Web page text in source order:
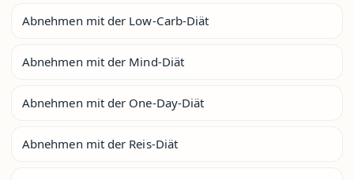
Abnehmen mit der Low-Carb-Diät
Abnehmen mit der Mind-Diät
Abnehmen mit der One-Day-Diät
Abnehmen mit der Reis-Diät